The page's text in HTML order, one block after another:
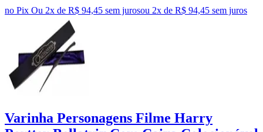
no Pix Ou 2x de R$ 94,45 sem jurosou 2x de R$ 94,45 sem juros
Varinha Personagens Filme Harry